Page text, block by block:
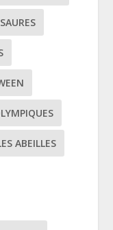
ABEILLES